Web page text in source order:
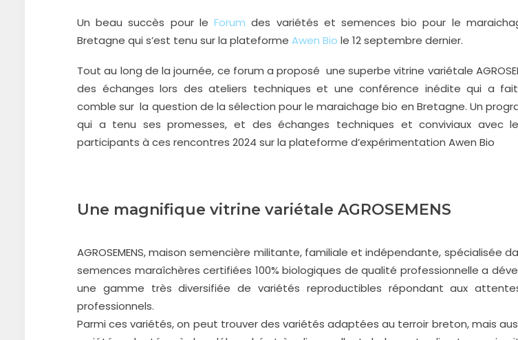
Un beau succès pour leForum des variétés et semences bio pour le
Bretagne qui s’est tenu sur la plateforme Awen Bio le 12 septembre dernier.
Tout au long de la journée, ce forum a proposé une superbe vitrine variétale
des échanges lors des ateliers techniques et une conférence inédite qui a
comble sur la question de la sélection pour le maraichage bio en Bretagne. Un
qui a tenu ses promesses, et des échanges techniques et conviviaux avec
participants à ces rencontres 2024 sur la plateforme d’expérimentation Awen Bio
Une magnifique vitrine variétale AGROSEMENS
AGROSEMENS, maison semencière militante, familiale et indépendante, spécialisée
semences maraîchères certifiées 100% biologiques de qualité professionnelle a
une gamme très diversifiée de variétés reproductibles répondant aux
professionnels.
Parmi ces variétés, on peut trouver des variétés adaptées au terroir breton, mais